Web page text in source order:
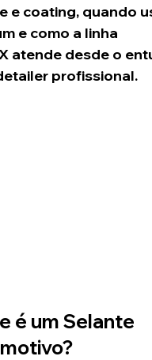
e coating, quando
e como a linha
atende desde o
profissional.
é um Selante